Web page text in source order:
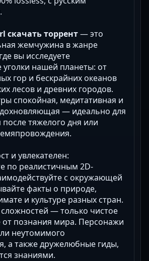
скачать торрент— это
жемчужина в жанре
вы исследуете
нашей планеты: от
гор и бескрайних океанов
лесов и древних городов.
спокойная, медитативная и
— идеально для
после тяжелого дня или
и увлекателен:
по реалистичным 2D-
с окружающей
факты о природе,
и культуре разных стран.
— только чистое
от познания мира. Персонажи
неутомимого
а также дружелюбные гиды,
знаниями.